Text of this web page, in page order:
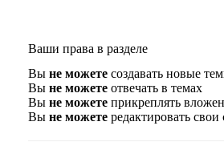
Ваши права в разделе
Вы не можете создавать новые
Вы не можете отвечать в темах
Вы не можете прикреплять
Вы не можете редактировать